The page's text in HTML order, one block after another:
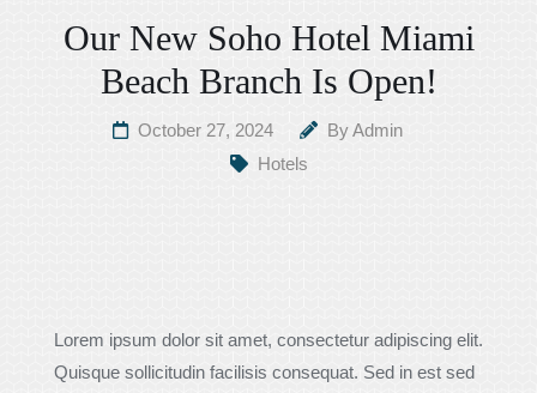
Our New Soho Hotel Miami
Beach Branch Is Open!
October 27, 2024 ByAdmin
Hotels
Lorem ipsum dolor sit amet, consectetur adipiscing elit.
Quisque sollicitudin facilisis consequat. Sed in est sed